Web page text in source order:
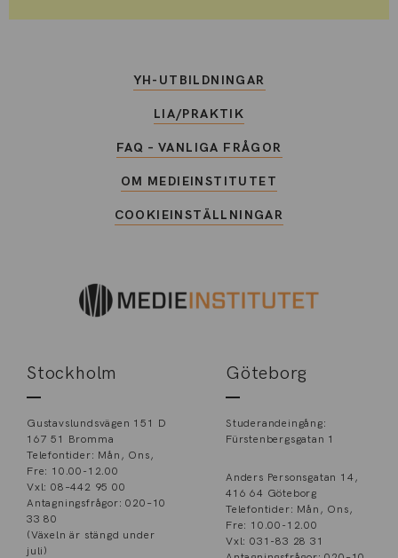
YH-UTBILDNINGAR
LIA/PRAKTIK
FAQ – VANLIGA FRÅGOR
OM MEDIEINSTITUTET
COOKIEINSTÄLLNINGAR
Stockholm
Gustavslundsvägen 151 D
167 51 Bromma
Telefontider: Mån, Ons,
Fre: 10.00-12.00
Vxl: 08–442 95 00
Antagningsfrågor: 020–10
33 80
(Växeln är stängd under
juli)
Göteborg
Studerandeingång:
Fürstenbergsgatan 1
Anders Personsgatan 14,
416 64 Göteborg
Telefontider: Mån, Ons,
Fre: 10.00-12.00
Vxl: 031-83 28 31